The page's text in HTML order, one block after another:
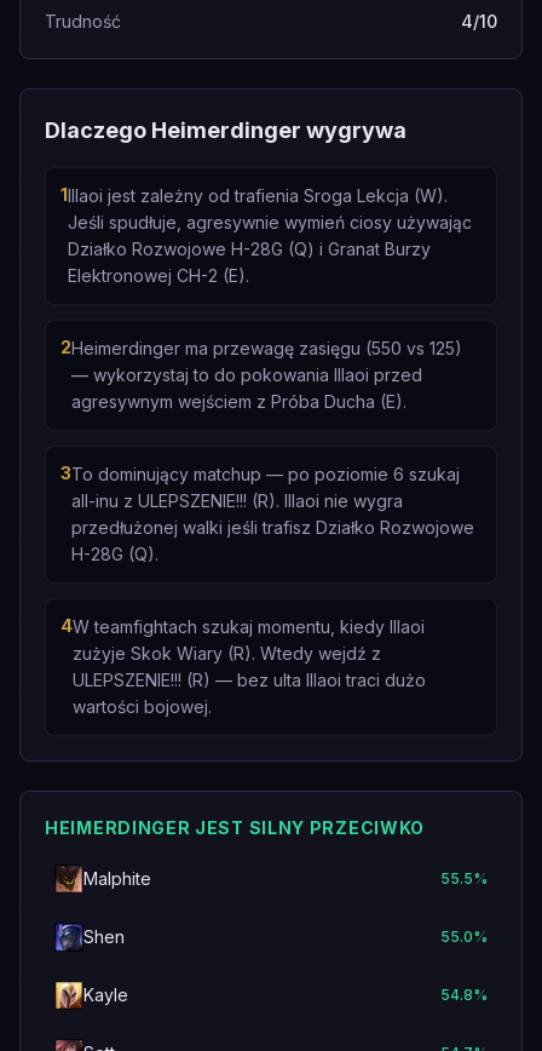
Trudność
4/10
Dlaczego Heimerdinger wygrywa
1Illaoi jest zależny od trafienia Sroga Lekcja (W).
Jeśli spudłuje, agresywnie wymień ciosy używając
Działko Rozwojowe H-28G (Q) i Granat Burzy
Elektronowej CH-2 (E).
2Heimerdinger ma przewagę zasięgu (550 vs 125)
— wykorzystaj to do pokowania Illaoi przed
agresywnym wejściem z Próba Ducha (E).
3To dominujący matchup — po poziomie 6 szukaj
all-inu z ULEPSZENIE!!! (R). Illaoi nie wygra
przedłużonej walki jeśli trafisz Działko Rozwojowe
H-28G (Q).
4W teamfightach szukaj momentu, kiedy Illaoi
zużyje Skok Wiary (R). Wtedy wejdź z
ULEPSZENIE!!! (R) — bez ulta Illaoi traci dużo
wartości bojowej.
HEIMERDINGER JEST SILNY PRZECIWKO
Malphite 55.5%
Shen 55.0%
Kayle 54.8%